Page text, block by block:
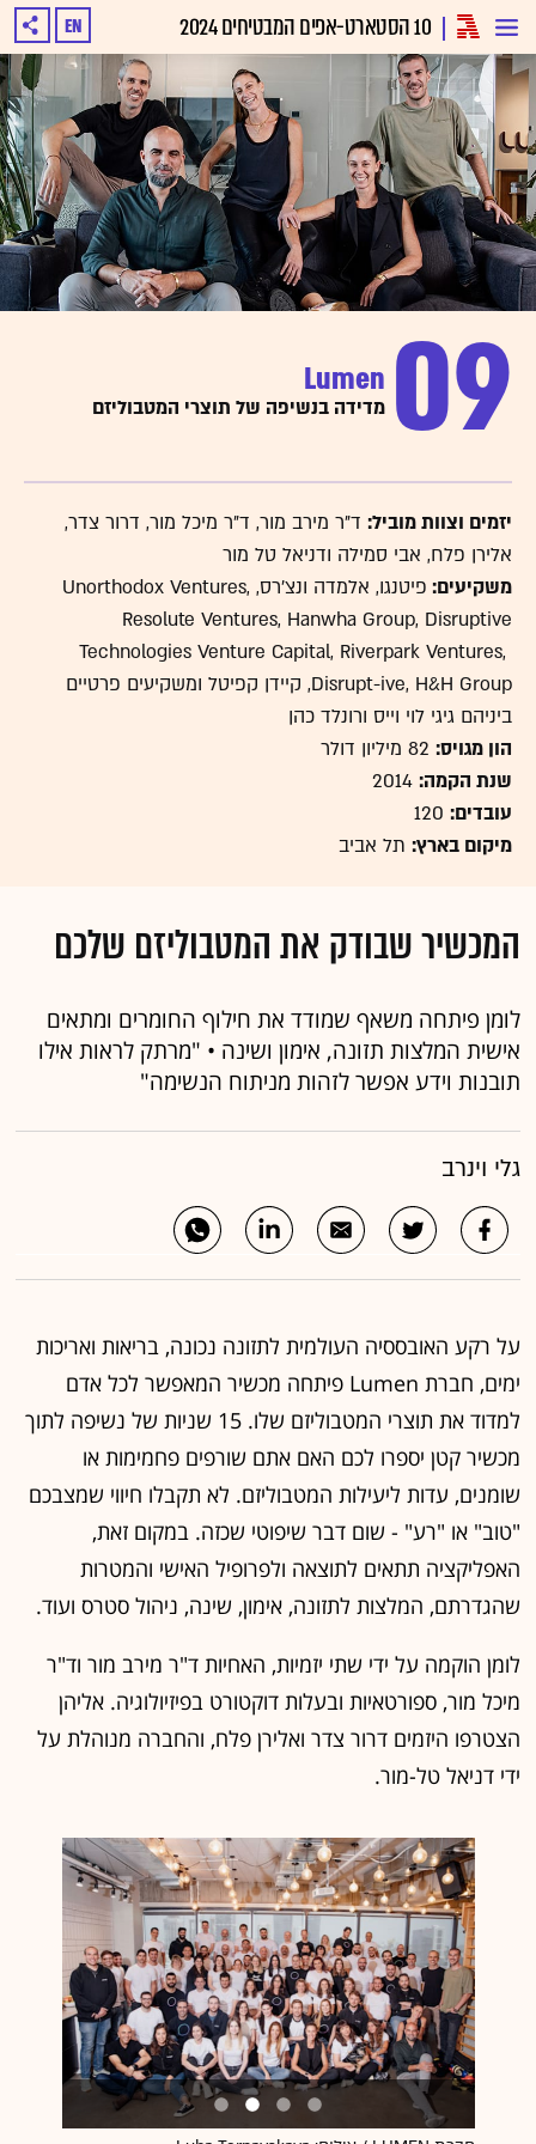
10 הסטארט-אפים המבטיחים 2024 EN
09
Lumen
מדידה בנשיפה של תוצרי המטבוליזם
יזמים וצוות מוביל: ד"ר מירב מור, ד"ר מיכל מור, דרור צדר,
אלירן פלח, אבי סמילה ודניאל טל מור
משקיעים:
פיטנגו, אלמדה ונצ'רס, Unorthodox Ventures,
Resolute Ventures, Hanwha Group, Disruptive
Technologies Venture Capital, Riverpark Ventures,
Disrupt-ive, H&H Group, קיידן קפיטל ומשקיעים פרטיים
ביניהם גיגי לוי וייס ורונלד כהן
הון מגויס:
שנת הקמה: 2014
עובדים: 120
מיקום בארץ: תל אביב
המכשיר שבודק את המטבוליזם שלכם
לומן פיתחה משאף שמודד את חילוף החומרים ומתאים
אישית המלצות תזונה, אימון ושינה • "מרתק לראות אילו
תובנות וידע אפשר לזהות מניתוח הנשימה"
גלי וינרב
על רקע האובססיה העולמית לתזונה נכונה, בריאות ואריכות
ימים, חברת Lumen פיתחה מכשיר המאפשר לכל אדם
למדוד את תוצרי המטבוליזם שלו. 15 שניות של נשיפה לתוך
מכשיר קטן יספרו לכם האם אתם שורפים פחמימות או
שומנים, עדות ליעילות המטבוליזם. לא תקבלו חיווי שמצבכם
"טוב" או "רע" - שום דבר שיפוטי שכזה. במקום זאת,
האפליקציה תתאים לתוצאה ולפרופיל האישי והמטרות
שהגדרתם, המלצות לתזונה, אימון, שינה, ניהול סטרס ועוד.
לומן הוקמה על ידי שתי יזמיות, האחיות ד"ר מירב מור וד"ר
מיכל מור, ספורטאיות ובעלות דוקטורט בפיזיולוגיה. אליהן
הצטרפו היזמים דרור צדר ואלירן פלח, והחברה מנוהלת על
ידי דניאל טל-מור.